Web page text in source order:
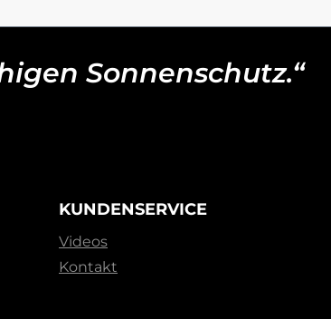
Sonnenschutz.“
KUNDENSERVICE
Videos
Kontakt